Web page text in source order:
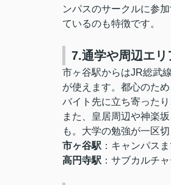
ンパスのサークルに参
ているのも特徴です。
7.通学や周辺エリ
市ヶ谷駅からはJR総武
が使えます。都心のた
バイト先に立ち寄った
また、皇居周辺や神楽
も。大学の勉強が一区
市ヶ谷駅 ：キャンパス
高円寺駅 ：サブカルチ